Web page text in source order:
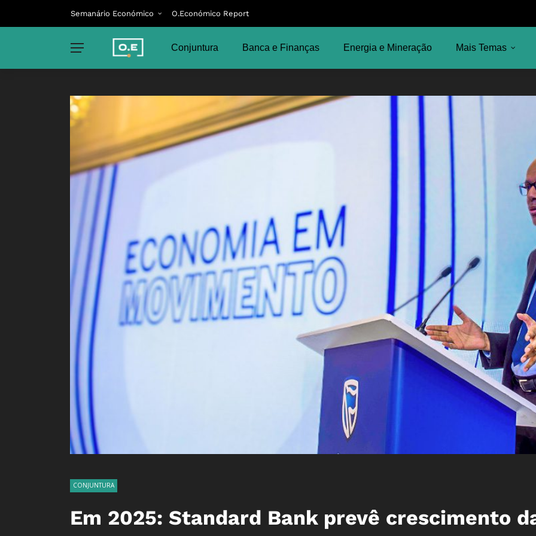
Semanário Económico O.Económico Report
Conjuntura Banca e Finanças Energia e Mineração Mais Temas
CONJUNTURA
Em 2025: Standard Bank prevê crescimento